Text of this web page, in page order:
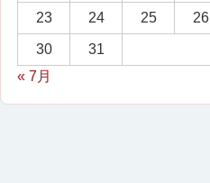
23 24 25 26
30
31
« 7月